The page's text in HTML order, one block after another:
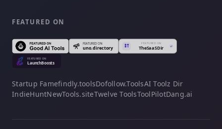
FEATURED ON
Startup Famefindly.toolsDofollow.ToolsAI Toolz Dir
IndieHuntNewTools.siteTwelve ToolsToolPilotDang.ai